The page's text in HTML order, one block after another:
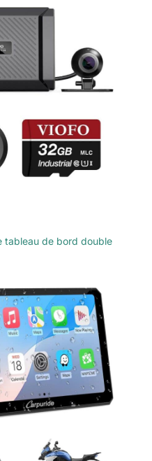
tableau de bord double